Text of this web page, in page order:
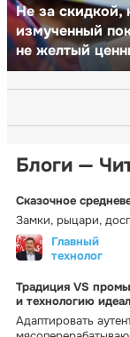
Не за скидкой,
измученный
не желтый
Блоги —
Сказочное
Замки, рыцари,
Главный
технолог
Традиция VS
и технологию
Адаптировать